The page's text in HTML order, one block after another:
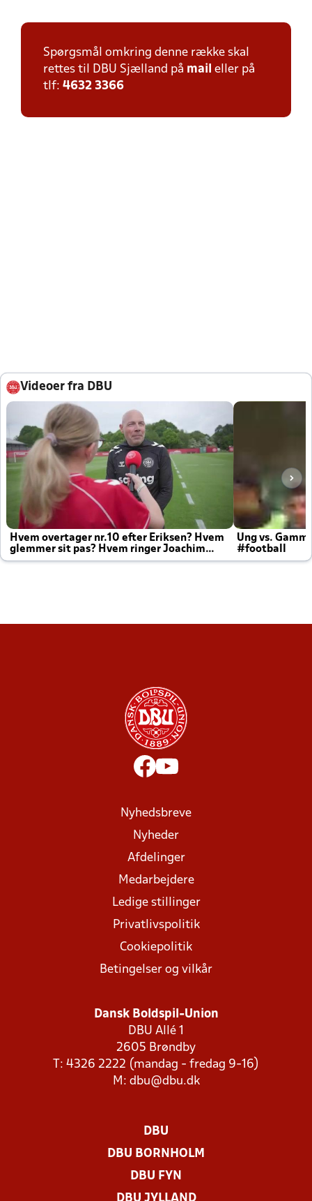
Spørgsmål omkring denne række skal
rettes til DBU Sjælland på mail eller på
tlf: 4632 3366
Videoer fra DBU
Hvem overtager nr.10 efter Eriksen? Hvem
glemmer sit pas? Hvem ringer Joachim
altid til efter kampe?
Ung vs.
#football
Nyhedsbreve
Nyheder
Afdelinger
Medarbejdere
Ledige stillinger
Privatlivspolitik
Cookiepolitik
Betingelser og vilkår
Dansk Boldspil-Union
DBU Allé 1
2605 Brøndby
T: 4326 2222 (mandag - fredag 9-16)
M: dbu@dbu.dk
DBU
DBU BORNHOLM
DBU FYN